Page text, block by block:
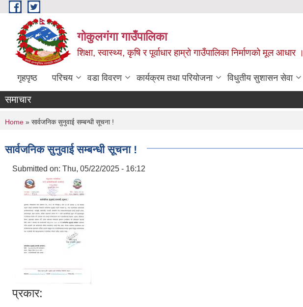
Skip to main content
गोकुलगंगा गाउँपालिका
शिक्षा, स्वास्थ्य, कृषि र पूर्वाधार हाम्रो गाउँपालिका निर्माणको मूल आधार ।
गृहपृष्ठ परिचय वडा विवरण कार्यक्रम तथा परियोजना विधुतीय सुशासन सेवा
समाचार
You are here
Home » सार्वजनिक सुनुवाई सम्बन्धी सूचना !
सार्वजनिक सुनुवाई सम्बन्धी सूचना !
Submitted on: Thu, 05/22/2025 - 16:12
प्रकार: